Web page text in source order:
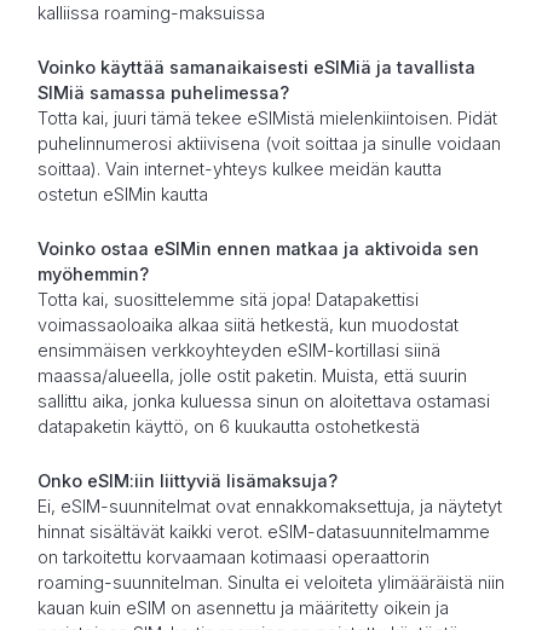
kalliissa roaming-maksuissa
Voinko käyttää samanaikaisesti eSIMiä ja tavallista
SIMiä samassa puhelimessa?
Totta kai, juuri tämä tekee eSIMistä mielenkiintoisen. Pidät
puhelinnumerosi aktiivisena (voit soittaa ja sinulle voidaan
soittaa). Vain internet-yhteys kulkee meidän kautta
ostetun eSIMin kautta
Voinko ostaa eSIMin ennen matkaa ja aktivoida sen
myöhemmin?
Totta kai, suosittelemme sitä jopa! Datapakettisi
voimassaoloaika alkaa siitä hetkestä, kun muodostat
ensimmäisen verkkoyhteyden eSIM-kortillasi siinä
maassa/alueella, jolle ostit paketin. Muista, että suurin
sallittu aika, jonka kuluessa sinun on aloitettava ostamasi
datapaketin käyttö, on 6 kuukautta ostohetkestä
Onko eSIM:iin liittyviä lisämaksuja?
Ei, eSIM-suunnitelmat ovat ennakkomaksettuja, ja näytetyt
hinnat sisältävät kaikki verot. eSIM-datasuunnitelmamme
on tarkoitettu korvaamaan kotimaasi operaattorin
roaming-suunnitelman. Sinulta ei veloiteta ylimääräistä niin
kauan kuin eSIM on asennettu ja määritetty oikein ja